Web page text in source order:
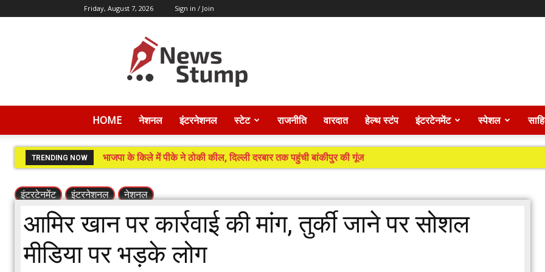
Friday, August 7, 2026 Sign in / Join
Stump
HOME नेशनल इंटरनेशनल स्टेट राजनीति वारदात हेल्थ स्टंप इंटरटेनमेंट स्पेशल
TRENDING NOW भाजपा के किले में पीके ने ठोकी कील, दिल्ली दरबार तक पहुंची बांकीपुर की गूंज
इंटरटेनमेंट इंटरनेशनल नेशनल
आमिर खान पर कार्रवाई की मांग, तुर्की जाने पर सोशल
मीडिया पर भड़के लोग